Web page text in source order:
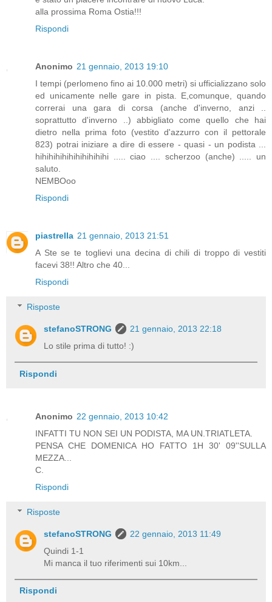
alla prossima Roma Ostia!!!
Rispondi
Anonimo 21 gennaio, 2013 19:10
I tempi (perlomeno fino ai 10.000 metri) si ufficializzano solo
ed unicamente nelle gare in pista. E,comunque, quando
correrai una gara di corsa (anche d'inverno, anzi ..
soprattutto d'inverno ..) abbigliato come quello che hai
dietro nella prima foto (vestito d'azzurro con il pettorale
823) potrai iniziare a dire di essere - quasi - un podista ...
hihihihihihihihihihihi ..... ciao .... scherzoo (anche) ..... un
saluto.
NEMBOoo
Rispondi
piastrella 21 gennaio, 2013 21:51
A Ste se te toglievi una decina di chili di troppo di vestiti
facevi 38!! Altro che 40...
Rispondi
Risposte
stefanoSTRONG
21 gennaio, 2013 22:18
Lo stile prima di tutto! :)
Rispondi
Anonimo 22 gennaio, 2013 10:42
INFATTI TU NON SEI UN PODISTA, MA UN.TRIATLETA.
PENSA CHE DOMENICA HO FATTO 1H 30' 09''SULLA
MEZZA...
C.
Rispondi
Risposte
stefanoSTRONG
22 gennaio, 2013 11:49
Quindi 1-1
Mi manca il tuo riferimenti sui 10km...
Rispondi